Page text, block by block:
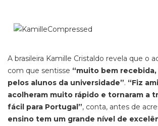
A brasileira Kamille Cristaldo revela que o
com que sentisse “muito bem
pelos alunos da universidade”. “Fiz
acolheram muito rápido e tornaram a
fácil para Portugal”, conta, antes de
ensino tem um grande nível de